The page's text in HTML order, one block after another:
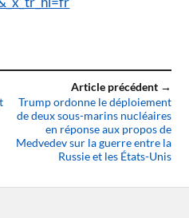
Article précédent →
Trump ordonne le déploiement
de deux sous-marins nucléaires
en réponse aux propos de
Medvedev sur la guerre entre la
Russie et les États-Unis